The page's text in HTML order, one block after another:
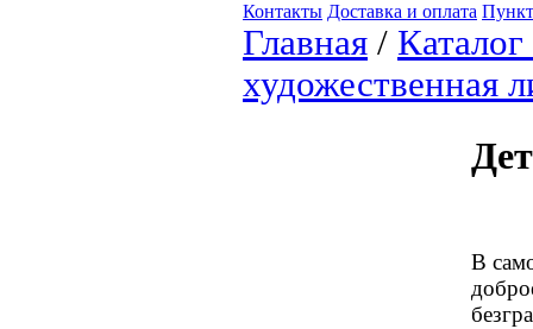
Контакты Доставка и оплата
Главная /
художественная
В